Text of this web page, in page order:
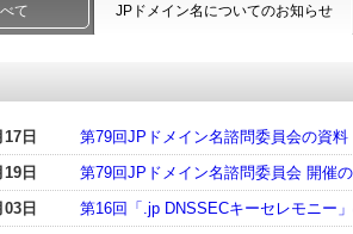
て JPドメイン名についてのお知らせ
日
第79回JPドメイン名諮問委員会の資
日
第79回JPドメイン名諮問委員会 開催
日
第16回「.jp DNSSECキーセレモニー